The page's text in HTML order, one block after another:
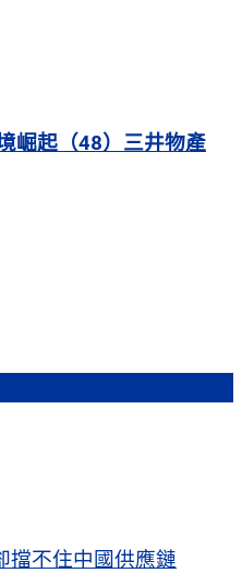
崛起（48）三井物產
擋不住中國供應鏈